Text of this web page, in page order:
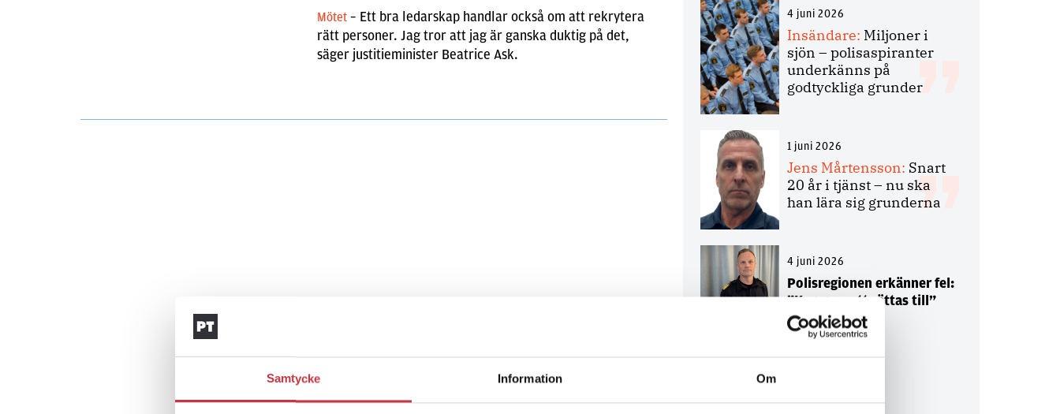
Samtycke Information Om
Mötet – Ett bra ledarskap handlar också om att rekrytera
rätt personer. Jag tror att jag är ganska duktig på det,
säger justitieminister Beatrice Ask.
4 juni 2026
Insändare: Miljoner i
sjön – polisaspiranter
underkänns på
godtyckliga grunder
1 juni 2026
Jens Mårtensson: Snart
20 år i tjänst – nu ska
han lära sig grunderna
4 juni 2026
Polisregionen erkänner fel:
”Kommer att rättas till”
Debatt